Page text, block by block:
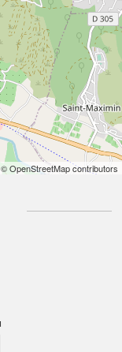
OpenStreetMap contributors